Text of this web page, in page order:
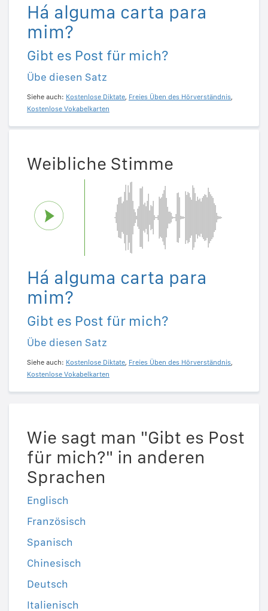
Há alguma carta para
mim?
Gibt es Post für mich?
Übe diesen Satz
Siehe auch: Kostenlose Diktate, Freies Üben des Hörverständnis,
Kostenlose Vokabelkarten
Weibliche Stimme
Há alguma carta para
mim?
Gibt es Post für mich?
Übe diesen Satz
Siehe auch: Kostenlose Diktate, Freies Üben des Hörverständnis,
Kostenlose Vokabelkarten
Wie sagt man "Gibt es Post
für mich?" in anderen
Sprachen
Englisch
Französisch
Spanisch
Chinesisch
Deutsch
Italienisch